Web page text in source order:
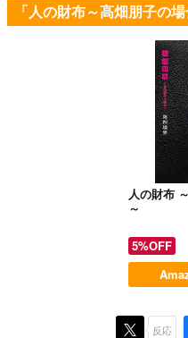
「人の財布～高畑朋子の
人の財布
～
5%OFF
反応